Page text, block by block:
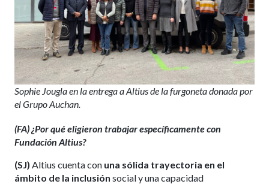
Sophie Jougla en la entrega a Altius de la furgoneta donada por
el Grupo Auchan.
(FA)¿Por qué eligieron trabajar específicamente con
Fundación Altius?
(SJ) Altius cuenta con una sólida trayectoria en el
ámbito de la inclusión social y una capacidad